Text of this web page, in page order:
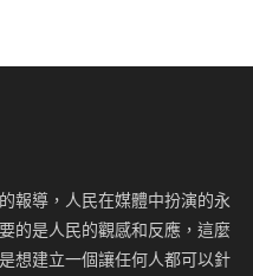
報導，人民在媒體中扮演的永
的是人民的觀感和反應，這麼
想建立一個讓任何人都可以針